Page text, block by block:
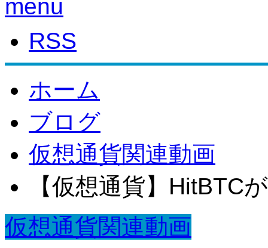
menu
RSS
ホーム
ブログ
仮想通貨関連動画
【仮想通貨】HitBTC
仮想通貨関連動画